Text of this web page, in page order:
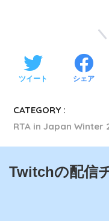
ツイート シェア
CATEGORY :
RTA in Japan Winter
Twitchの配信